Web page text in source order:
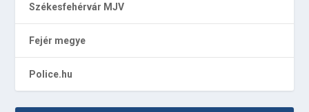
Székesfehérvár MJV
Fejér megye
Police.hu